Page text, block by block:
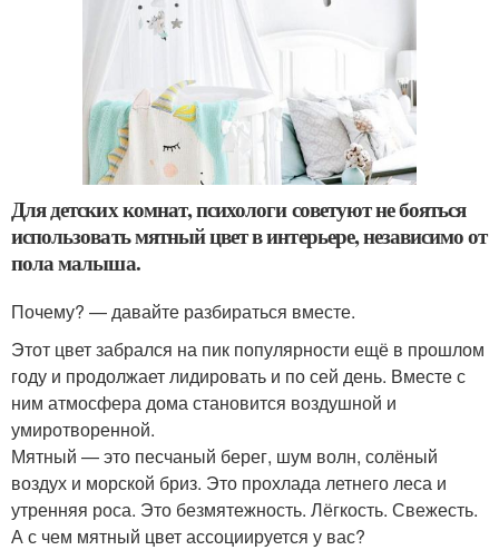
Для детских комнат, психологи советуют не бояться
использовать мятный цвет в интерьере, независимо от
пола малыша.
Почему? — давайте разбираться вместе.
Этот цвет забрался на пик популярности ещё в прошлом
году и продолжает лидировать и по сей день. Вместе с
ним атмосфера дома становится воздушной и
умиротворенной.
Мятный — это песчаный берег, шум волн, солёный
воздух и морской бриз. Это прохлада летнего леса и
утренняя роса. Это безмятежность. Лёгкость. Свежесть.
А с чем мятный цвет ассоциируется у вас?